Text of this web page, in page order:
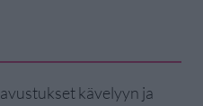
kävelyyn ja